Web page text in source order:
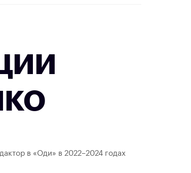
в «Оди» в 2022–2024 годах